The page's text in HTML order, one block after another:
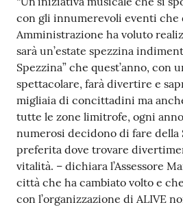
i
o
n
l
i
n
e
A
N
P
R
con gli innumerevoli eventi che
Amministrazione ha voluto
sarà un’estate spezzina
Spezzina” che quest’anno, con
spettacolare, farà divertire e
migliaia di concittadini ma
tutte le zone limitrofe, ogni
numerosi decidono di fare della
preferita dove trovare
vitalità. – dichiara l’Assessore
città che ha cambiato volto e
con l’organizzazione di ALIVE